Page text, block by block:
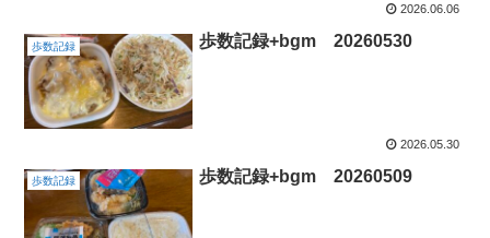
2026.06.06
歩数記録 歩数記録+bgm 20260530
2026.05.30
歩数記録 歩数記録+bgm 20260509